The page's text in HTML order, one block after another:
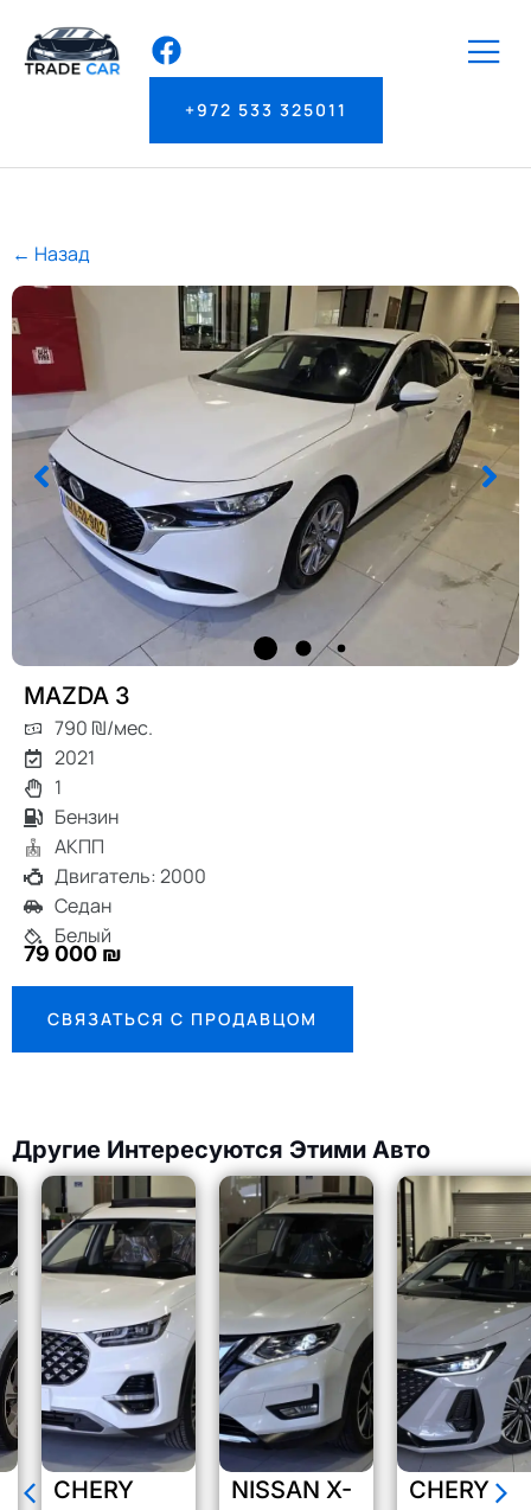
+972 533 325011
← Назад
MAZDA 3
790 ₪/мес.
2021
1
Бензин
АКПП
Двигатель: 2000
Седан
Белый
79 000 ₪
СВЯЗАТЬСЯ С ПРОДАВЦОМ
Другие Интересуются Этими Авто
CHERY
NISSAN X-
CHERY